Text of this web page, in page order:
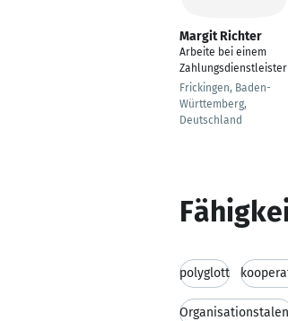
Margit Richter
Arbeite bei einem
Zahlungsdienstleister
Frickingen, Baden-
Württemberg,
Deutschland
polyglott